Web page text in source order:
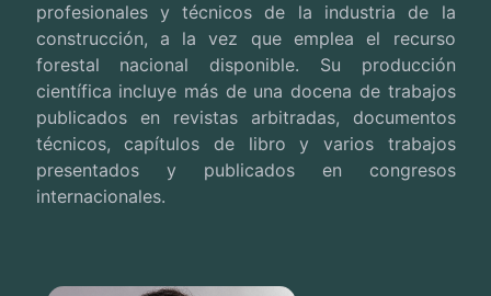
profesionales y técnicos de la industria de la
construcción, a la vez que emplea el recurso
forestal nacional disponible. Su producción
científica incluye más de una docena de trabajos
publicados en revistas arbitradas, documentos
técnicos, capítulos de libro y varios trabajos
presentados y publicados en congresos
internacionales.